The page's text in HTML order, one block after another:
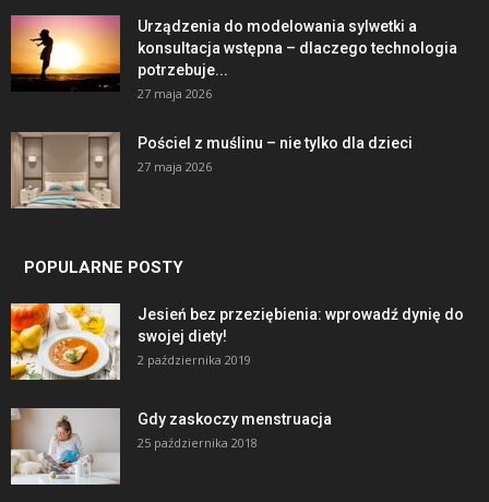
Urządzenia do modelowania sylwetki a
konsultacja wstępna – dlaczego technologia
potrzebuje...
27 maja 2026
Pościel z muślinu – nie tylko dla dzieci
27 maja 2026
POPULARNE POSTY
Jesień bez przeziębienia: wprowadź dynię do
swojej diety!
2 października 2019
Gdy zaskoczy menstruacja
25 października 2018